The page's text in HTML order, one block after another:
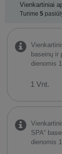
Vienkartiniai
Turime 5
baseinų ir
dienomis
1 Vnt.
SPA“
dienomis